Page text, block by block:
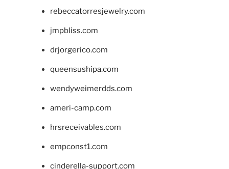
rebeccatorresjewelry.com
jmpbliss.com
drjorgerico.com
queensushipa.com
wendyweimerdds.com
ameri-camp.com
hrsreceivables.com
empconst1.com
cinderella-support.com